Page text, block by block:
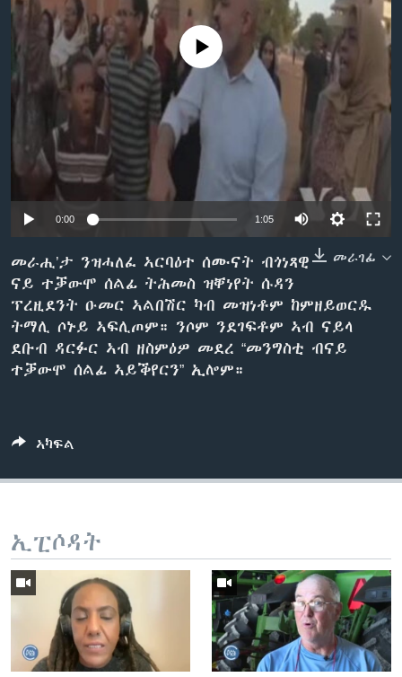
ቂሔ ጽልሚ
ቋንቋታት
No media source currently available
0:00 1:05
መራገፊ
መራሒ’ታ ንዝሓለፈ ኣርባዕተ ሰሙናት ብጎነጻዊ
ናይ ተቓውሞ ሰልፊ ትሕመስ ዝቐነየት ሱዳን
ፕረዚደንት ዑመር ኣልበሽር ካብ መዝነቶም ከምዘይወርዱ
ትማሊ ሶኑይ ኣፍሊጦም። ንሶም ንደገፍቶም ኣብ ናይላ
ደቡብ ዳርፉር ኣብ ዘስምዕዎ መደረ “መንግስቲ ብናይ
ተቓውሞ ሰልፊ ኣይቕየርን” ኢሎም።
ኣካፍል
ኢፒሶዳት